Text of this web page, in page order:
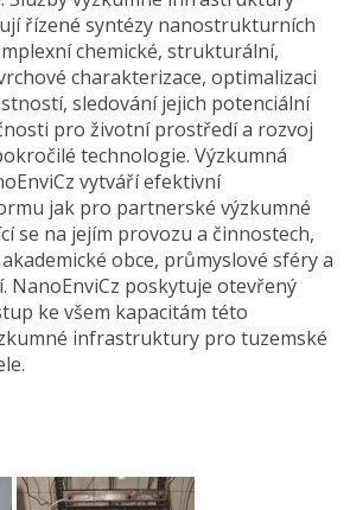
řízené syntézy nanostrukturních
chemické, strukturální,
charakterizace, optimalizaci
sledování jejich potenciální
pro životní prostředí a rozvoj
technologie. Výzkumná
vytváří efektivní
jak pro partnerské výzkumné
se na jejím provozu a činnostech,
obce, průmyslové sféry a
NanoEnviCz poskytuje otevřený
ke všem kapacitám této
infrastruktury pro tuzemské